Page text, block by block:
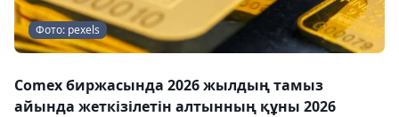
Фото: pexels
Comex биржасында 2026 жылдың тамыз
айында жеткізілетін алтынның құны 2026